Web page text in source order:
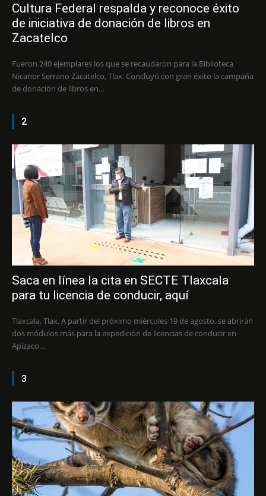
Cultura Federal respalda y reconoce éxito
de iniciativa de donación de libros en
Zacatelco
Fueron 240 ejemplares los que se recaudaron para la Biblioteca
Nicanor Serrano Zacatelco, Tlax. Concluyó con gran éxito la campaña
de donación de libros en...
2
Saca en línea la cita en SECTE Tlaxcala
para tu licencia de conducir, aquí
Tlaxcala, Tlax. A partir del próximo miércoles 19 de agosto, se abrirán
dos módulos más para la expedición de licencias de conducir en
Apizaco...
3